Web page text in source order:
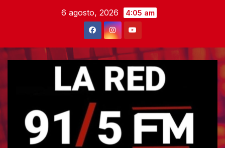
6 agosto, 2026 4:05 am